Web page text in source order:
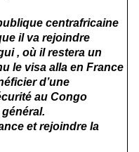
centrafricaine
il va rejoindre
, où il restera un
le visa alla en France
d’une
au Congo
et rejoindre la